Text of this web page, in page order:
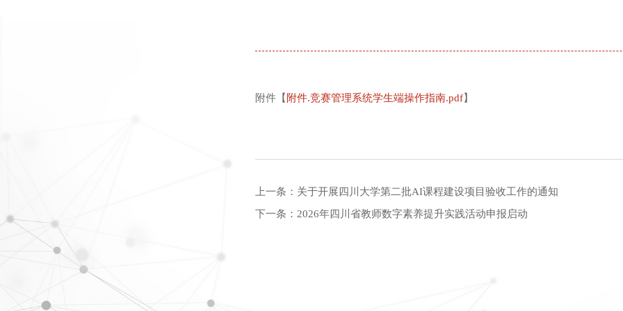
附件【 附件.竞赛管理系统学生端操作指南.pdf】
上一条： 关于开展四川大学第二批AI课程建设项目验收工作的通知
下一条： 2026年四川省教师数字素养提升实践活动申报启动